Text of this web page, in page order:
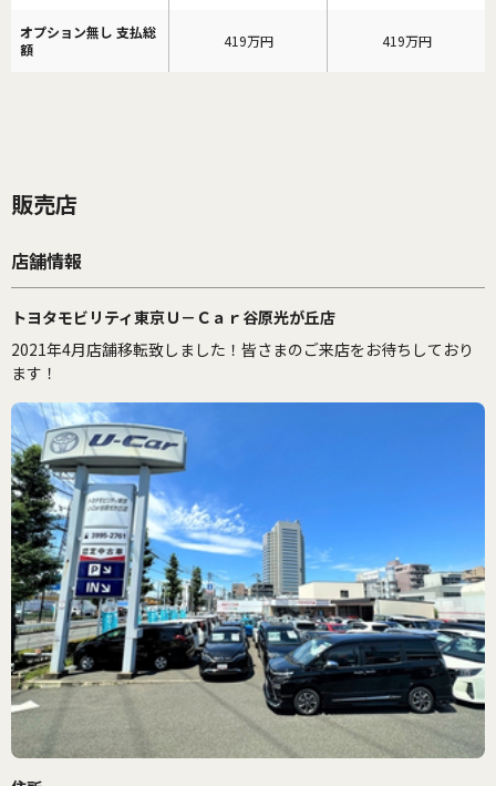
オプション無し 支払総
額
419万円 419万円
販売店
店舗情報
トヨタモビリティ東京Ｕ－Ｃａｒ谷原光が丘店
2021年4月店舗移転致しました！皆さまのご来店をお待ちしており
ます！